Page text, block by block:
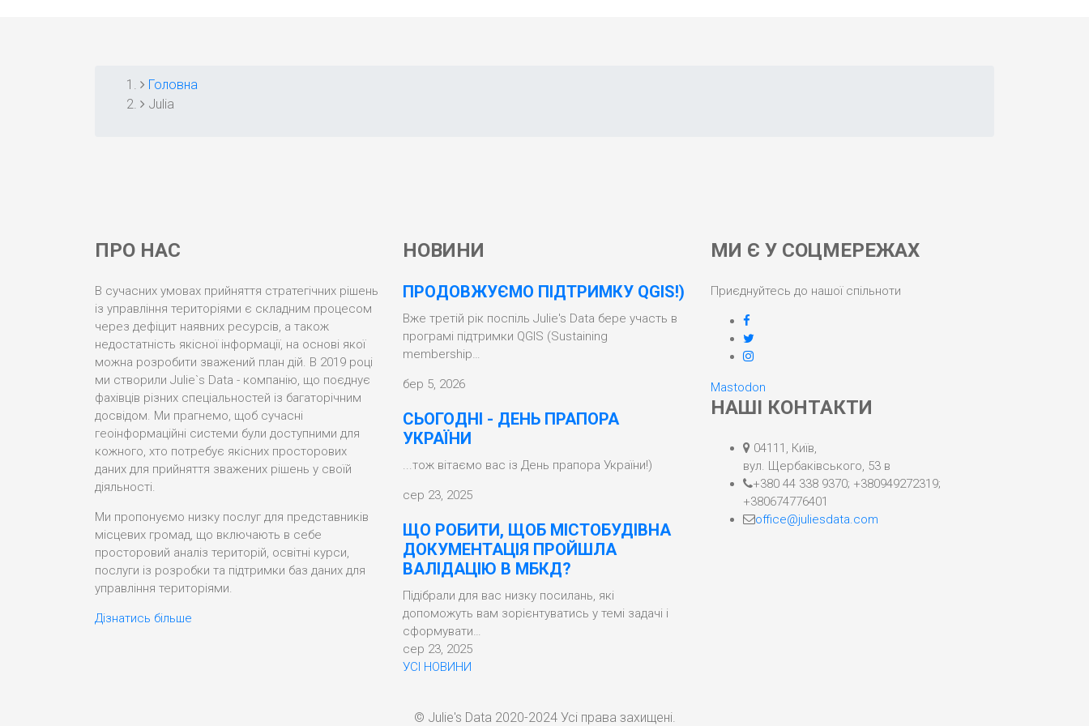
РЯДОК
Головна
Julia
ПРО НАС
В сучасних умовах прийняття стратегічних рішень
із управління територіями є складним процесом
через дефіцит наявних ресурсів, а також
недостатність якісної інформації, на основі якої
можна розробити зважений план дій. В 2019 році
ми створили Julie`s Data - компанію, що поєднує
фахівців різних спеціальностей із багаторічним
досвідом. Ми прагнемо, щоб сучасні
геоінформаційні системи були доступними для
кожного, хто потребує якісних просторових
даних для прийняття зважених рішень у своїй
діяльності.
Ми пропонуємо низку послуг для представників
місцевих громад, що включають в себе
просторовий аналіз територій, освітні курси,
послуги із розробки та підтримки баз даних для
управління територіями.
Дізнатись більше
НОВИНИ
ПРОДОВЖУЄМО ПІДТРИМКУ QGIS!)
Вже третій рік поспіль Julie's Data бере участь в
програмі підтримки QGIS (Sustaining
membership…
бер 5, 2026
СЬОГОДНІ - ДЕНЬ ПРАПОРА
УКРАЇНИ
...тож вітаємо вас із День прапора України!)
сер 23, 2025
ЩО РОБИТИ, ЩОБ МІСТОБУДІВНА
ДОКУМЕНТАЦІЯ ПРОЙШЛА
ВАЛІДАЦІЮ В МБКД?
Підібрали для вас низку посилань, які
допоможуть вам зорієнтуватись у темі задачі і
сформувати…
сер 23, 2025
УСІ НОВИНИ
МИ Є У СОЦМЕРЕЖАХ
Приєднуйтесь до нашої спільноти
twitter
instagram
Mastodon
НАШІ КОНТАКТИ
Адреса:
04111, Київ,
вул. Щербаківського, 53 в
телефон:
+380 44 338 9370; +380949272319;
+380674776401
email
office@juliesdata.com
© Julie's Data 2020-2024 Усі права захищені.